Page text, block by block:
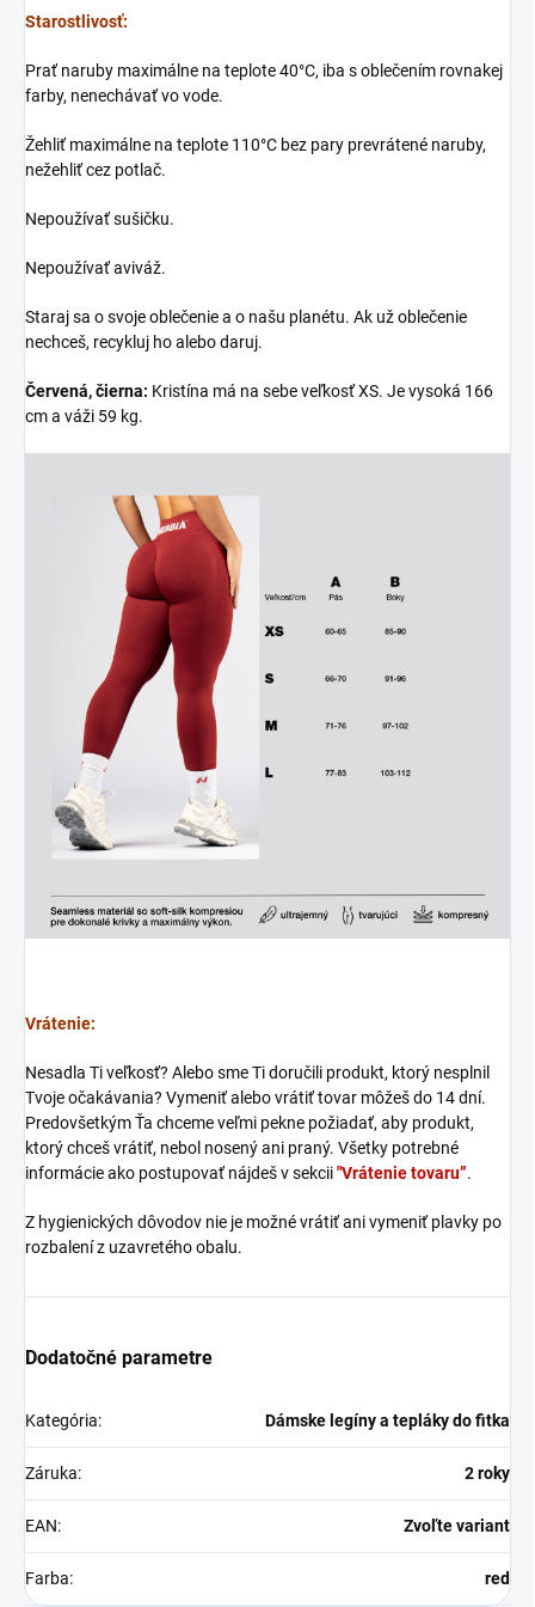
Starostlivosť:
Prať naruby maximálne na teplote 40°C, iba s oblečením rovnakej
farby, nenechávať vo vode.
Žehliť maximálne na teplote 110°C bez pary prevrátené naruby,
nežehliť cez potlač.
Nepoužívať sušičku.
Nepoužívať aviváž.
Staraj sa o svoje oblečenie a o našu planétu. Ak už oblečenie
nechceš, recykluj ho alebo daruj.
Červená, čierna: Kristína má na sebe veľkosť XS. Je vysoká 166
cm a váži 59 kg.
Vrátenie:
Nesadla Ti veľkosť? Alebo sme Ti doručili produkt, ktorý nesplnil
Tvoje očakávania? Vymeniť alebo vrátiť tovar môžeš do 14 dní.
Predovšetkým Ťa chceme veľmi pekne požiadať, aby produkt,
ktorý chceš vrátiť, nebol nosený ani praný. Všetky potrebné
informácie ako postupovať nájdeš v sekcii"Vrátenie tovaru”.
Z hygienických dôvodov nie je možné vrátiť ani vymeniť plavky po
rozbalení z uzavretého obalu.
Dodatočné parametre
Kategória: Dámske legíny a tepláky do fitka
Záruka: 2 roky
EAN: Zvoľte variant
Farba: red